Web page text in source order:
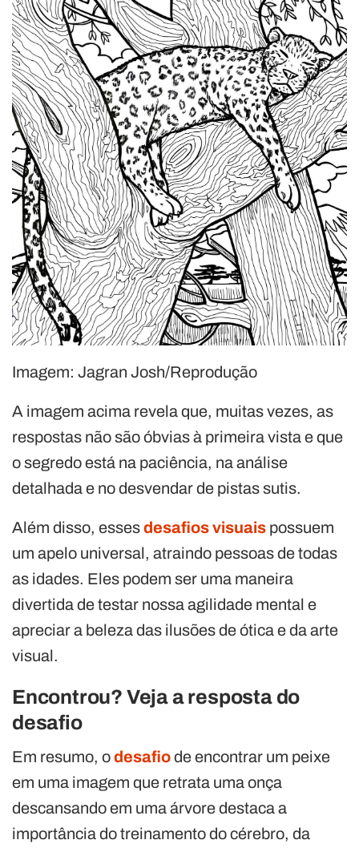
Imagem: Jagran Josh/Reprodução
A imagem acima revela que, muitas vezes, as
respostas não são óbvias à primeira vista e que
o segredo está na paciência, na análise
detalhada e no desvendar de pistas sutis.
Além disso, essesdesafios visuais possuem
um apelo universal, atraindo pessoas de todas
as idades. Eles podem ser uma maneira
divertida de testar nossa agilidade mental e
apreciar a beleza das ilusões de ótica e da arte
visual.
Encontrou? Veja a resposta do
desafio
Em resumo, odesafiode encontrar um peixe
em uma imagem que retrata uma onça
descansando em uma árvore destaca a
importância do treinamento do cérebro, da